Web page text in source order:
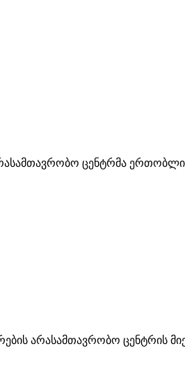
ცენტრმა
არასამთავრობო ცენტრის